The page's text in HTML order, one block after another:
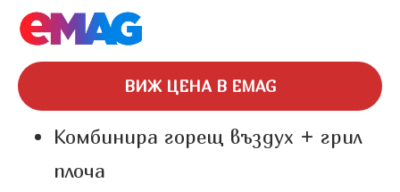
ВИЖ ЦЕНА В EMAG
Комбинира горещ въздух + грил
плоча